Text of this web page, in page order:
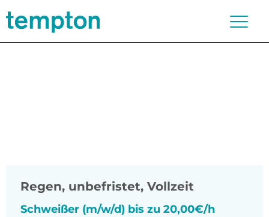
Regen, unbefristet, Vollzeit
Schweißer (m/w/d) bis zu 20,00€/h